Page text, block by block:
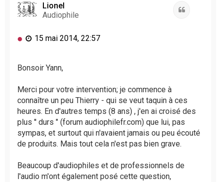
Lionel
Audiophile
M
s
g
e
n
o
n
l
u
15 mai 2014, 22:57
Bonsoir Yann,
Merci pour votre intervention; je commence à
connaître un peu Thierry - qui se veut taquin à ces
heures. En d'autres temps (8 ans) , j'en ai croisé des
plus '' durs " (forum audiophilefr.com) que lui, pas
sympas, et surtout qui n'avaient jamais ou peu écouté
de produits. Mais tout cela n'est pas bien grave.
Beaucoup d'audiophiles et de professionnels de
l'audio m'ont également posé cette question,